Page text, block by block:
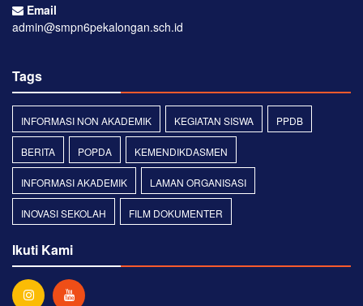
Email
admin@smpn6pekalongan.sch.id
Tags
INFORMASI NON AKADEMIK KEGIATAN SISWA PPDB
BERITA POPDA KEMENDIKDASMEN
INFORMASI AKADEMIK LAMAN ORGANISASI
INOVASI SEKOLAH FILM DOKUMENTER
Ikuti Kami